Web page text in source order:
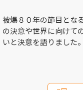
被爆８０年の節目とな
の決意や世界に向けて
いと決意を語りました。